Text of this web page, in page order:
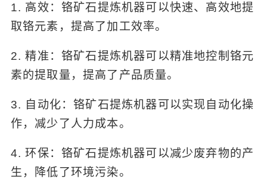
1. 高效：铬矿石提炼机器可以快速、高效地提
取铬元素，提高了加工效率。
2. 精准：铬矿石提炼机器可以精准地控制铬元
素的提取量，提高了产品质量。
3. 自动化：铬矿石提炼机器可以实现自动化操
作，减少了人力成本。
4. 环保：铬矿石提炼机器可以减少废弃物的产
生，降低了环境污染。